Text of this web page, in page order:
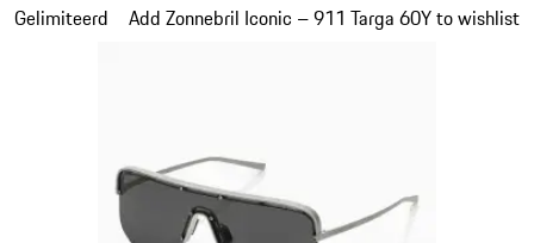
Gelimiteerd Add Zonnebril Iconic – 911 Targa 60Y to wishlist
Dia 1 van 20